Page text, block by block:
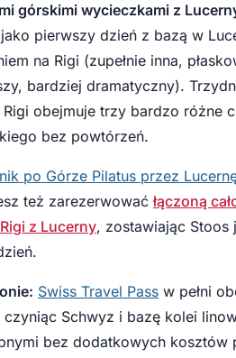
górskimi wycieczkami z
pierwszy dzień z bazą w
na Rigi (zupełnie inna,
bardziej dramatyczny).
obejmuje trzy bardzo różne
bez powtórzeń.
po Górze Pilatus przez
też zarezerwowaćłączoną
z Lucerny, zostawiając Stoos
Swiss Travel Pass w pełni
czyniąc Schwyz i bazę kolei
bez dodatkowych kosztów